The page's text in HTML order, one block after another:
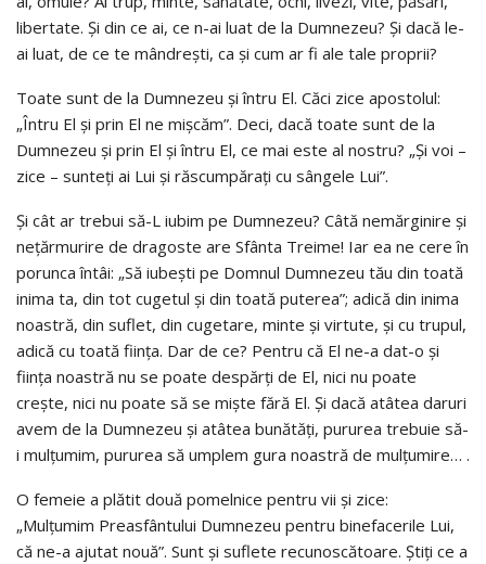
libertate. Şi din ce ai, ce n-ai luat de la Dumnezeu? Şi dacă le-
ai luat, de ce te mândreşti, ca şi cum ar fi ale tale proprii?
Toate sunt de la Dumnezeu şi întru El. Căci zice apostolul:
„Întru El şi prin El ne mişcăm”. Deci, dacă toate sunt de la
Dumnezeu şi prin El şi întru El, ce mai este al nostru? „Şi voi –
zice – sunteţi ai Lui şi răscumpăraţi cu sângele Lui”.
Şi cât ar trebui să-L iubim pe Dumnezeu? Câtă nemărginire şi
neţărmurire de dragoste are Sfânta Treime! Iar ea ne cere în
porunca întâi: „Să iubeşti pe Domnul Dumnezeu tău din toată
inima ta, din tot cugetul şi din toată puterea”; adică din inima
noastră, din suflet, din cugetare, minte şi virtute, şi cu trupul,
adică cu toată fiinţa. Dar de ce? Pentru că El ne-a dat-o şi
fiinţa noastră nu se poate despărţi de El, nici nu poate
creşte, nici nu poate să se mişte fără El. Şi dacă atâtea daruri
avem de la Dumnezeu şi atâtea bunătăţi, pururea trebuie să-
i mulţumim, pururea să umplem gura noastră de mulţumire… .
O femeie a plătit două pomelnice pentru vii şi zice:
„Mulţumim Preasfântului Dumnezeu pentru binefacerile Lui,
că ne-a ajutat nouă”. Sunt şi suflete recunoscătoare. Ştiţi ce a